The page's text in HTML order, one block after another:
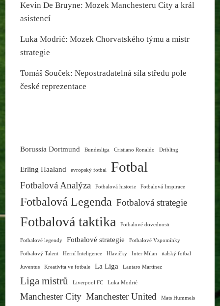
Kevin De Bruyne: Mozek Manchesteru City a král
asistencí
Luka Modrić: Mozek Chorvatského týmu a mistr
strategie
Tomáš Souček: Nepostradatelná síla středu pole
české reprezentace
Borussia Dortmund Bundesliga Cristiano Ronaldo Dribling
Erling Haaland evropský fotbal Fotbal
Fotbalová Analýza Fotbalová historie Fotbalová Inspirace
Fotbalová Legenda Fotbalová strategie
Fotbalová taktika Fotbalové dovednosti
Fotbalové legendy Fotbalové strategie Fotbalové Vzpomínky
Fotbalový Talent Herní Inteligence Hlavičky Inter Milan italský fotbal
Juventus Kreativita ve fotbale La Liga Lautaro Martínez
Liga mistrů Liverpool FC Luka Modrić
Manchester City Manchester United Mats Hummels